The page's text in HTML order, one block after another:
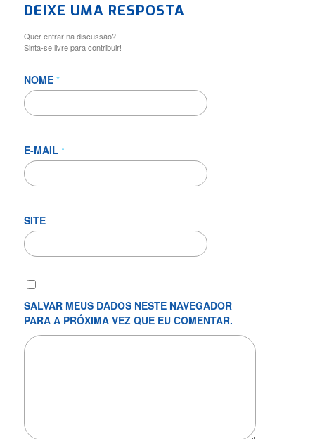
DEIXE UMA RESPOSTA
Quer entrar na discussão?
Sinta-se livre para contribuir!
NOME *
E-MAIL *
SITE
SALVAR MEUS DADOS NESTE NAVEGADOR
PARA A PRÓXIMA VEZ QUE EU COMENTAR.